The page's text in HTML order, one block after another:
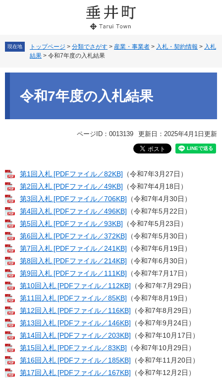
へ
現在地 トップページ > 分類でさがす > 産業・事業者 > 入札・契約情報 > 入札
結果 > 令和7年度の入札結果
令和7年度の入札結果
ページID：0013139 更新日：2025年4月1日更新
第1回入札 [PDFファイル／82KB] （令和7年3月27日）
第2回入札 [PDFファイル／49KB] ​（令和7年4月18日）
第3回入札 [PDFファイル／706KB] （令和7年4月30日）
第4回入札 [PDFファイル／496KB] （令和7年5月22日）​
第5回入札 [PDFファイル／93KB] ​（令和7年5月23日）
第6回入札 [PDFファイル／372KB] （令和7年5月30日）
第7回入札 [PDFファイル／241KB] （令和7年6月19日）
第8回入札 [PDFファイル／214KB] （令和7年6月30日）
第9回入札 [PDFファイル／111KB] （令和7年7月17日）
第10回入札 [PDFファイル／112KB] （令和7年7月29日）
第11回入札 [PDFファイル／85KB] ​（令和7年8月19日）
第12回入札 [PDFファイル／116KB] ​（令和7年8月29日）
第13回入札 [PDFファイル／146KB] ​（令和7年9月24日）
第14回入札 [PDFファイル／203KB] ​（令和7年10月17日）
第15回入札 [PDFファイル／83KB] （令和7年10月29日）
第16回入札 [PDFファイル／185KB] ​（令和7年11月20日）
第17回入札 [PDFファイル／167KB] （令和7年12月2日）